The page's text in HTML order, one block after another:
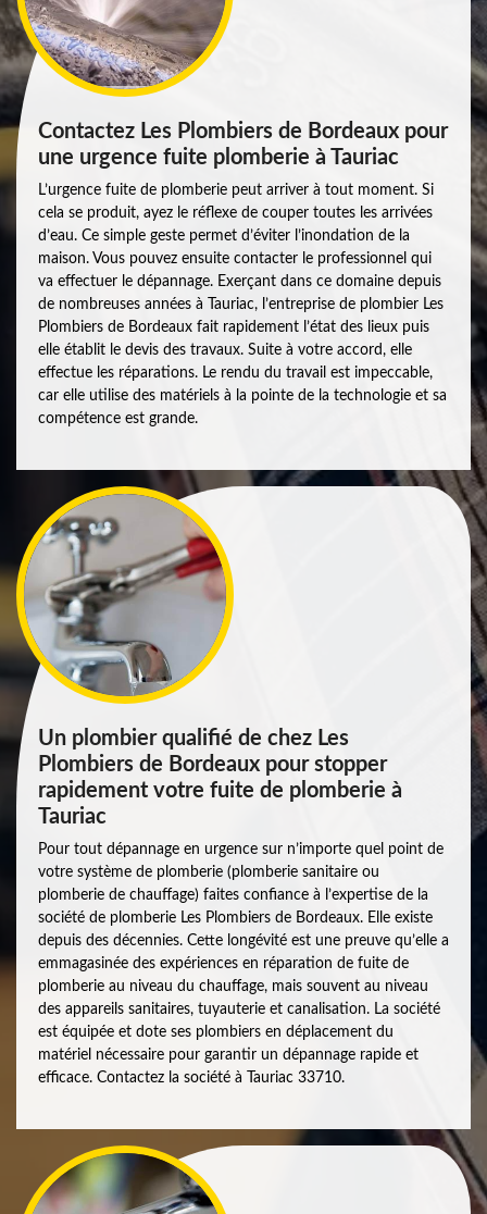
Contactez Les Plombiers de Bordeaux pour
une urgence fuite plomberie à Tauriac
L’urgence fuite de plomberie peut arriver à tout moment. Si
cela se produit, ayez le réflexe de couper toutes les arrivées
d’eau. Ce simple geste permet d’éviter l’inondation de la
maison. Vous pouvez ensuite contacter le professionnel qui
va effectuer le dépannage. Exerçant dans ce domaine depuis
de nombreuses années à Tauriac, l’entreprise de plombier Les
Plombiers de Bordeaux fait rapidement l’état des lieux puis
elle établit le devis des travaux. Suite à votre accord, elle
effectue les réparations. Le rendu du travail est impeccable,
car elle utilise des matériels à la pointe de la technologie et sa
compétence est grande.
Un plombier qualifié de chez Les
Plombiers de Bordeaux pour stopper
rapidement votre fuite de plomberie à
Tauriac
Pour tout dépannage en urgence sur n’importe quel point de
votre système de plomberie (plomberie sanitaire ou
plomberie de chauffage) faites confiance à l’expertise de la
société de plomberie Les Plombiers de Bordeaux. Elle existe
depuis des décennies. Cette longévité est une preuve qu’elle a
emmagasinée des expériences en réparation de fuite de
plomberie au niveau du chauffage, mais souvent au niveau
des appareils sanitaires, tuyauterie et canalisation. La société
est équipée et dote ses plombiers en déplacement du
matériel nécessaire pour garantir un dépannage rapide et
efficace. Contactez la société à Tauriac 33710.